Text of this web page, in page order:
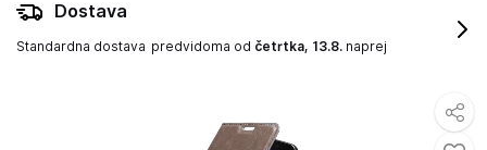
Dostava
Standardna dostava predvidoma od četrtka, 13.8. naprej